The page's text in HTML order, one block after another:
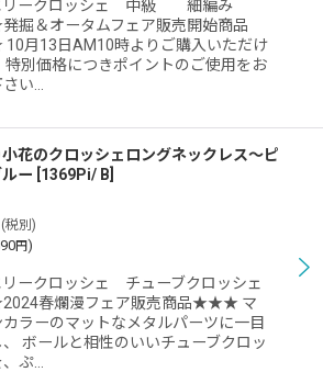
リークロッシェ 中級 細編み
＆オータムフェア販売開始商品
月13日AM10時よりご購入いただけ
特別価格につきポイントのご使用をお
い…
花のクロッシェロングネックレス〜ピ
ー 1369Pi/ B
(税別)
円)
リークロッシェ チューブクロッシェ
春爛漫フェア販売商品★★★ マ
カラーのマットなメタルパーツに一目
、 ボールと相性のいいチューブクロッ
ぷ…